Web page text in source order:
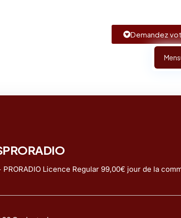
Demandez
Licence Regular 99,00€ jour de la